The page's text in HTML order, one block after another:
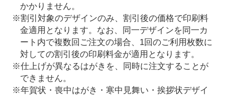
かかりません。
※割引対象のデザインのみ、割引後の価格で印刷料
金適用となります。なお、同一デザインを同一カ
ート内で複数回ご注文の場合、1回のご利用枚数に
対しての割引後の印刷料金が適用となります。
※仕上げが異なるはがきを、同時に注文することが
できません。
※年賀状・喪中はがき・寒中見舞い・挨拶状デザイ